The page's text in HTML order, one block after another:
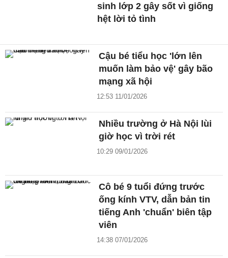
sinh lớp 2 gây sốt vì giống
hệt lời tỏ tình
Cậu bé tiểu học 'lớn lên
muốn làm bảo vệ' gây bão
mạng xã hội
12:53 11/01/2026
Nhiều trường ở Hà Nội lùi
giờ học vì trời rét
10:29 09/01/2026
Cô bé 9 tuổi đứng trước
ống kính VTV, dẫn bản tin
tiếng Anh 'chuẩn' biên tập
viên
14:38 07/01/2026